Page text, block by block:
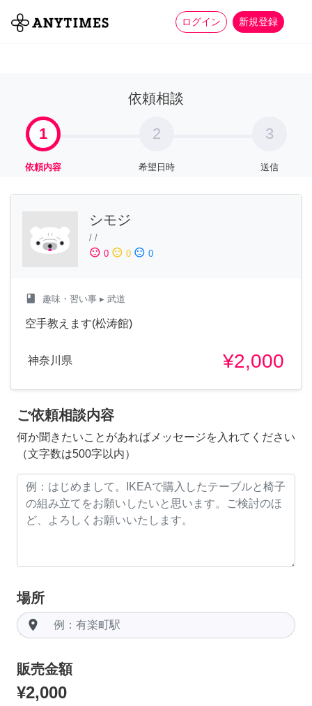
ログイン 新規登録
全て 家事 more_horiz
依頼相談
1
依頼内容
2
希望日時
3
送信
シモジ
/ /
sentiment_satisfied 0 sentiment_neutral 0 sentiment_dissatisfied 0
class 趣味・習い事 ▸ 武道
空手教えます(松涛館)
神奈川県 ¥2,000
ご依頼相談内容
何か聞きたいことがあればメッセージを入れてください
（文字数は500字以内）
場所
room
販売金額
¥2,000